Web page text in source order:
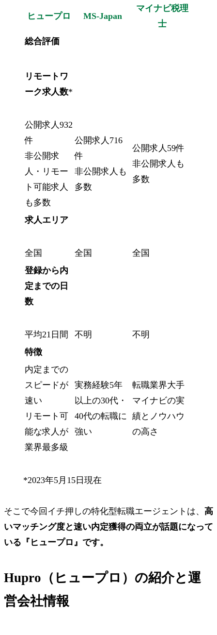
ヒュープロ MS-Japan
マイナビ税理
士
総合評価
リモートワ
ーク求人数*
公開求人932
件
非公開求
人・リモー
ト可能求人
も多数
公開求人716
件
非公開求人も
多数
公開求人59件
非公開求人も
多数
求人エリア
全国 全国
全国
登録から内
定までの日
数
平均21日間 不明
不明
特徴
内定までの
スピードが
速い
リモート可
能な求人が
業界最多級
実務経験5年
以上の30代・
40代の転職に
強い
転職業界大手
マイナビの実
績とノウハウ
の高さ
*2023年5月15日現在
そこで今回イチ押しの特化型転職エージェントは、 高
いマッチング度と速い内定獲得の両立が話題になって
いる 『ヒュープロ』 です。
Hupro（ヒュープロ）の紹介と運
営会社情報